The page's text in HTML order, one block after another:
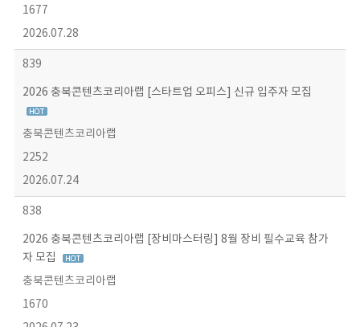
1677
2026.07.28
839
2026 충북콘텐츠코리아랩 [스타트업 오피스] 신규 입주자 모집
충북콘텐츠코리아랩
2252
2026.07.24
838
2026 충북콘텐츠코리아랩 [장비마스터링] 8월 장비 필수교육 참가
자 모집
충북콘텐츠코리아랩
1670